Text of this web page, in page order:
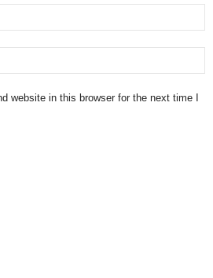
website in this browser for the next time I